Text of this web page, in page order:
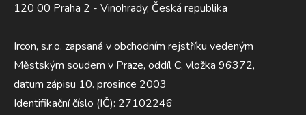
120 00 Praha 2 - Vinohrady, Česká republika
Ircon, s.r.o. zapsaná v obchodním rejstříku vedeným
Městským soudem v Praze, oddíl C, vložka 96372,
datum zápisu 10. prosince 2003
Identifikační číslo (IČ): 27102246